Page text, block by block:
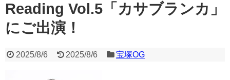
Reading Vol.5「カサブランカ」
にご出演！
2025/8/6 2025/8/6 宝塚OG